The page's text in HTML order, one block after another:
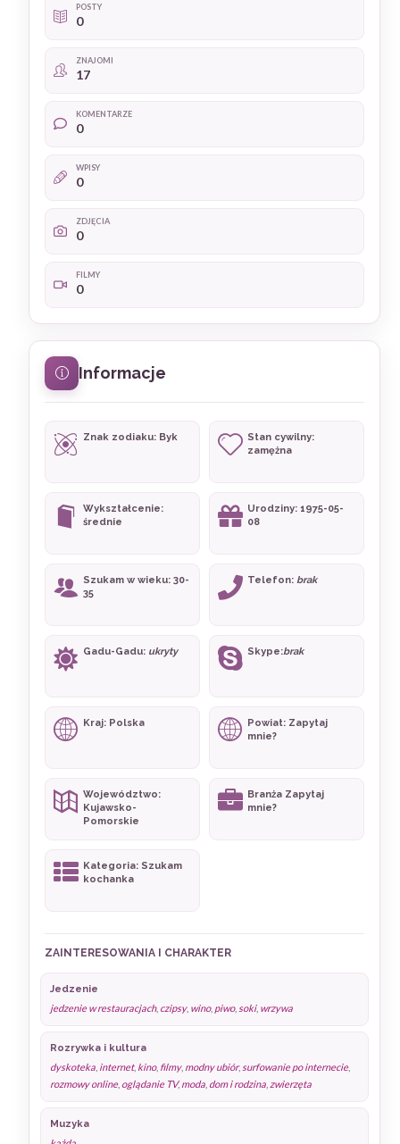
POSTY
0
ZNAJOMI
17
KOMENTARZE
0
WPISY
0
ZDJĘCIA
0
FILMY
0
Informacje
Znak zodiaku: Byk
Stan cywilny:
zamężna
Wykształcenie:
średnie
Urodziny: 1975-05-
08
Szukam w wieku: 30-
35
Telefon: brak
Gadu-Gadu: ukryty Skype:brak
Kraj: Polska
Powiat: Zapytaj
mnie?
Województwo:
Kujawsko-
Pomorskie
Branża Zapytaj
mnie?
Kategoria: Szukam
kochanka
ZAINTERESOWANIA I CHARAKTER
Jedzenie
jedzenie w restauracjach, czipsy, wino, piwo, soki, wrzywa
Rozrywka i kultura
dyskoteka internet, kino, filmy, modny ubiór, surfowanie po internecie,
rozmowy online, oglądanie TV,moda dom i rodzina zwierzęta
Muzyka